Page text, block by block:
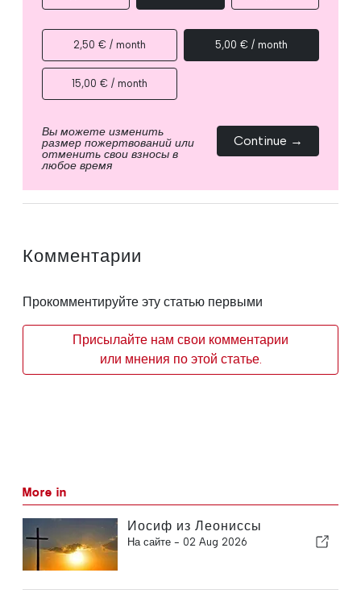
2,50 € / month 5,00 € / month
15,00 € / month
Вы можете изменить
размер пожертвований или
отменить свои взносы в
любое время
Continue →
Комментарии
Прокомментируйте эту статью первыми
Присылайте нам свои комментарии
или мнения по этой статье.
More in
Иосиф из Леониссы
На сайте - 02 Aug 2026